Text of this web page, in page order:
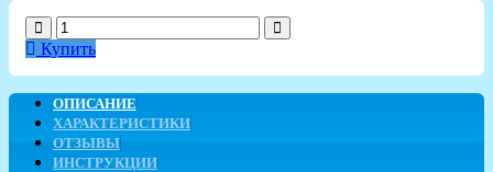
Купить
ОПИСАНИЕ
ХАРАКТЕРИСТИКИ
ОТЗЫВЫ
ИНСТРУКЦИИ